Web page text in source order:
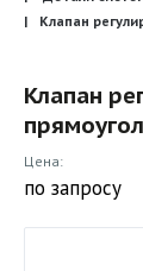
Клапан
Клапан
Цена:
по запросу